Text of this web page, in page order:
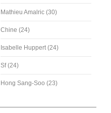
Mathieu Amalric (30)
Chine (24)
Isabelle Huppert (24)
Sf (24)
Hong Sang-Soo (23)